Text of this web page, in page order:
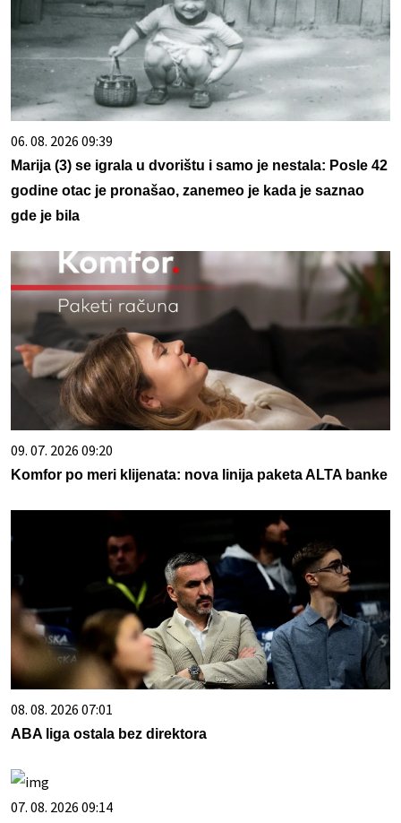
06. 08. 2026 09:39
Marija (3) se igrala u dvorištu i samo je nestala: Posle 42
godine otac je pronašao, zanemeo je kada je saznao
gde je bila
09. 07. 2026 09:20
Komfor po meri klijenata: nova linija paketa ALTA banke
08. 08. 2026 07:01
ABA liga ostala bez direktora
07. 08. 2026 09:14